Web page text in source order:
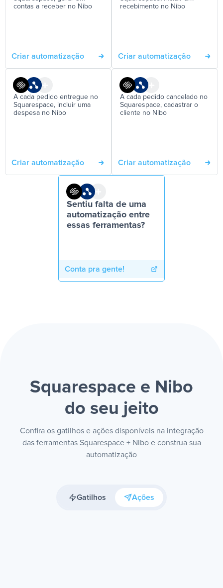
contas a receber no Nibo
Criar automatização
recebimento no Nibo
Criar automatização
A cada pedido entregue no
Squarespace, incluir uma
despesa no Nibo
Criar automatização
A cada pedido cancelado no
Squarespace, cadastrar o
cliente no Nibo
Criar automatização
Sentiu falta de uma
automatização entre
essas ferramentas?
Conta pra gente!
Squarespace e Nibo
do seu jeito
Confira os gatilhos e ações disponíveis na integração
das ferramentas Squarespace + Nibo e construa sua
automatização
Gatilhos Ações